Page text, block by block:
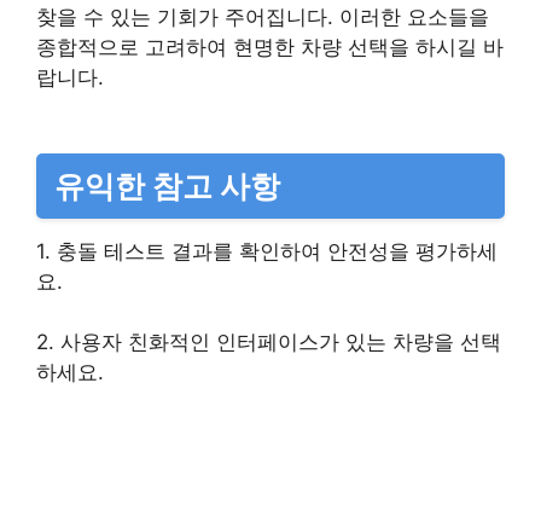
찾을 수 있는 기회가 주어집니다. 이러한 요소들을
종합적으로 고려하여 현명한 차량 선택을 하시길 바
랍니다.
유익한 참고 사항
1. 충돌 테스트 결과를 확인하여 안전성을 평가하세
요.
2. 사용자 친화적인 인터페이스가 있는 차량을 선택
하세요.